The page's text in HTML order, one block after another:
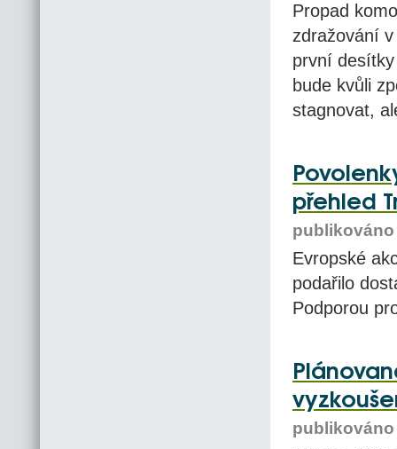
Propad
zdražování
první
bude kvůli
stagnovat,
přehled
publikováno
Evropské
podařilo
Podporou
publikováno